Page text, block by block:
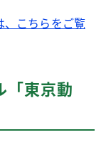
、こちらをご覧
「東京動